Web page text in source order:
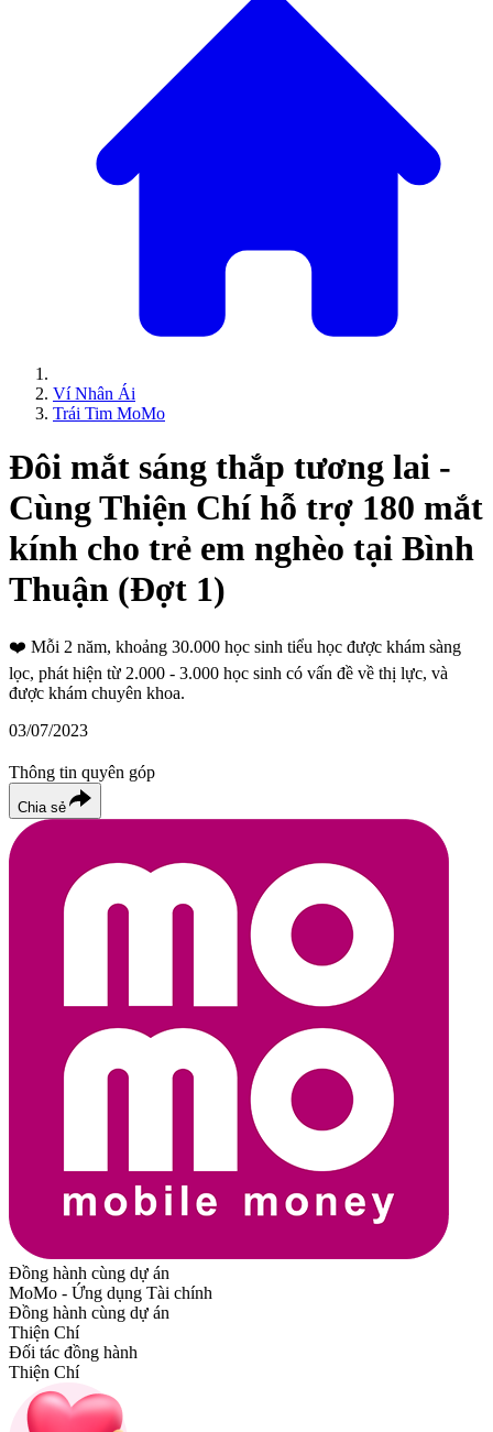
Ví Nhân Ái
Trái Tim MoMo
Đôi mắt sáng thắp tương lai -
Cùng Thiện Chí hỗ trợ 180 mắt
kính cho trẻ em nghèo tại Bình
Thuận (Đợt 1)
❤️ Mỗi 2 năm, khoảng 30.000 học sinh tiểu học được khám sàng
lọc, phát hiện từ 2.000 - 3.000 học sinh có vấn đề về thị lực, và
được khám chuyên khoa.
03/07/2023
Thông tin quyên góp
Chia sẻ
Đồng hành cùng dự án
MoMo - Ứng dụng Tài chính
Đồng hành cùng dự án
Thiện Chí
Đối tác đồng hành
Thiện Chí